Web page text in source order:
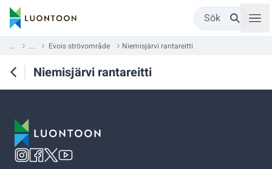
Sök
... ... Evois strövområde Niemisjärvi rantareitti
Niemisjärvi rantareitti